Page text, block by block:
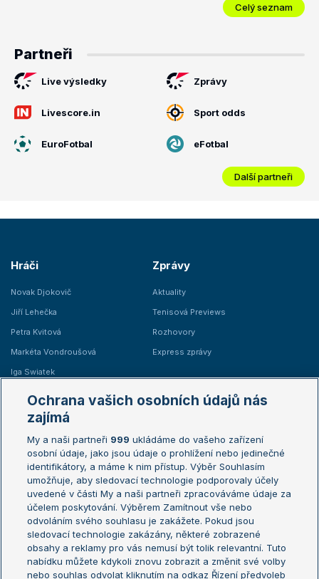
Celý seznam
Partneři
Live výsledky Zprávy
Livescore.in Sport odds
EuroFotbal eFotbal
Další partneři
Hráči
Novak Djokovič
Jiří Lehečka
Petra Kvitová
Markéta Vondroušová
Iga Swiatek
Zprávy
Aktuality
Tenisová Previews
Rozhovory
Express zprávy
Žebříčky
Žebříček ATP (muži)
Žebříček WTA (ženy)
Sázkařský žebříček
Australian Open
French Open
Wimbledon
US Open
Turnaj mistrů
Turnaj mistryň
Aktualní trendy
Ochrana vašich osobních údajů nás
zajímá
My a naši partneři 999 ukládáme do vašeho zařízení
osobní údaje, jako jsou údaje o prohlížení nebo jedinečné
identifikátory, a máme k nim přístup. Výběr Souhlasím
umožňuje, aby sledovací technologie podporovaly účely
uvedené v části My a naši partneři zpracováváme údaje za
účelem poskytování. Výběrem Zamítnout vše nebo
odvoláním svého souhlasu je zakážete. Pokud jsou
sledovací technologie zakázány, některé zobrazené
obsahy a reklamy pro vás nemusí být tolik relevantní. Tuto
nabídku můžete kdykoli znovu zobrazit a změnit své volby
nebo souhlas odvolat kliknutím na odkaz Řízení předvoleb